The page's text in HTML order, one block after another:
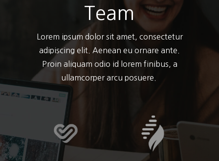
Team
Lorem ipsum dolor sit amet, consectetur
adipiscing elit. Aenean eu ornare ante.
Proin aliquam odio id lorem finibus, a
ullamcorper arcu posuere.